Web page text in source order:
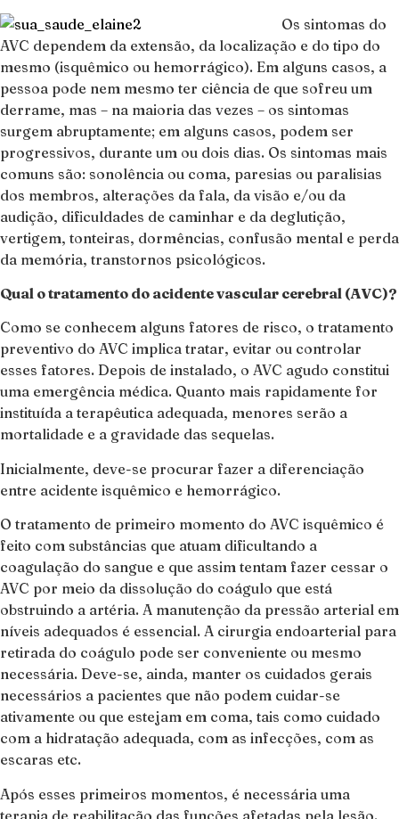
Os sintomas do
AVC dependem da extensão, da localização e do tipo do
mesmo (isquêmico ou hemorrágico). Em alguns casos, a
pessoa pode nem mesmo ter ciência de que sofreu um
derrame, mas – na maioria das vezes – os sintomas
surgem abruptamente; em alguns casos, podem ser
progressivos, durante um ou dois dias. Os sintomas mais
comuns são: sonolência ou coma, paresias ou paralisias
dos membros, alterações da fala, da visão e/ou da
audição, dificuldades de caminhar e da deglutição,
vertigem, tonteiras, dormências, confusão mental e perda
da memória, transtornos psicológicos.
Qual o tratamento do acidente vascular cerebral (AVC)?
Como se conhecem alguns fatores de risco, o tratamento
preventivo do AVC implica tratar, evitar ou controlar
esses fatores. Depois de instalado, o AVC agudo constitui
uma emergência médica. Quanto mais rapidamente for
instituída a terapêutica adequada, menores serão a
mortalidade e a gravidade das sequelas.
Inicialmente, deve-se procurar fazer a diferenciação
entre acidente isquêmico e hemorrágico.
O tratamento de primeiro momento do AVC isquêmico é
feito com substâncias que atuam dificultando a
coagulação do sangue e que assim tentam fazer cessar o
AVC por meio da dissolução do coágulo que está
obstruindo a artéria. A manutenção da pressão arterial em
níveis adequados é essencial. A cirurgia endoarterial para
retirada do coágulo pode ser conveniente ou mesmo
necessária. Deve-se, ainda, manter os cuidados gerais
necessários a pacientes que não podem cuidar-se
ativamente ou que estejam em coma, tais como cuidado
com a hidratação adequada, com as infecções, com as
escaras etc.
Após esses primeiros momentos, é necessária uma
terapia de reabilitação das funções afetadas pela lesão.